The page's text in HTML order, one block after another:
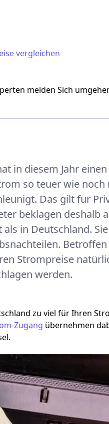
vergleichen
melden Sich
in diesem Jahr
so teuer wie noch
Das gilt für
beklagen deshalb
in Deutschland.
Strompreise
werden.
zu viel für Ihren
Zugang übernehmen